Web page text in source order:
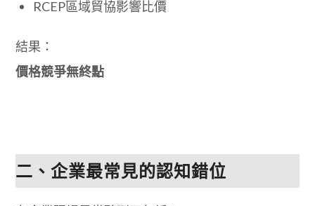
RCEP區域貿協影響比價
結果：
價格競爭無終點
二、企業最常見的認知錯位